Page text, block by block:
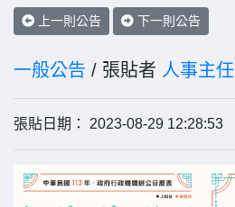
上一則公告 下一則公告
一般公告 / 張貼者 人事主任
張貼日期： 2023-08-29 12:28:53